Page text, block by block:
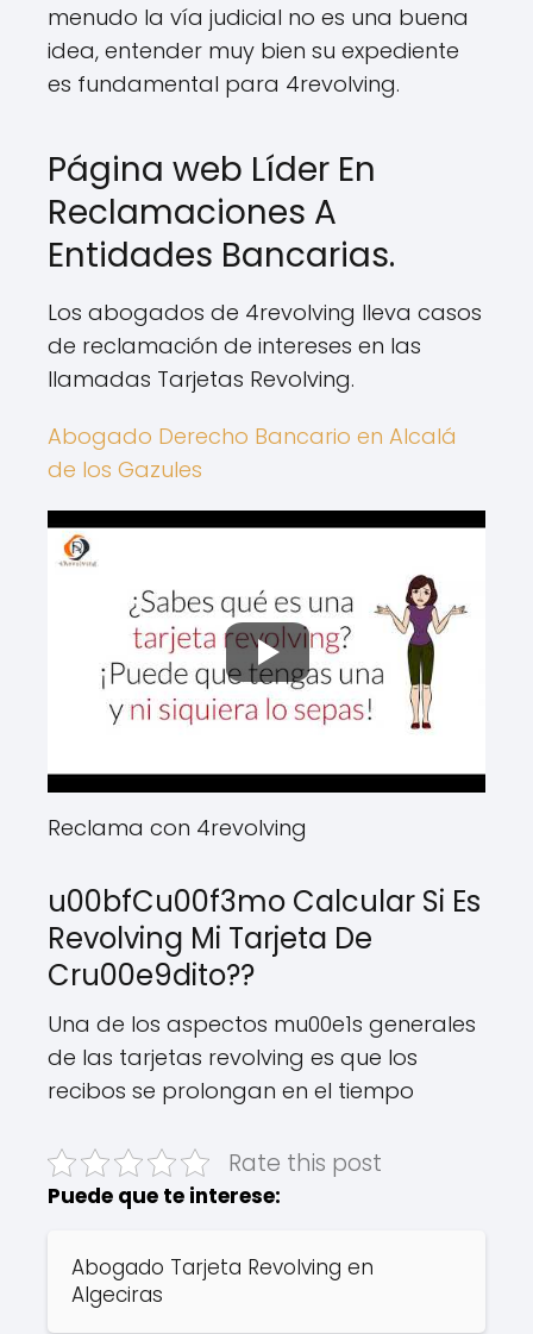
menudo la vía judicial no es una buena
idea, entender muy bien su expediente
es fundamental para 4revolving.
Página web Líder En
Reclamaciones A
Entidades Bancarias.
Los abogados de 4revolving lleva casos
de reclamación de intereses en las
llamadas Tarjetas Revolving.
Abogado Derecho Bancario en Alcalá
de los Gazules
Reclama con 4revolving
u00bfCu00f3mo Calcular Si Es
Revolving Mi Tarjeta De
Cru00e9dito??
Una de los aspectos mu00e1s generales
de las tarjetas revolving es que los
recibos se prolongan en el tiempo
Rate this post
Puede que te interese:
Abogado Tarjeta Revolving en
Algeciras